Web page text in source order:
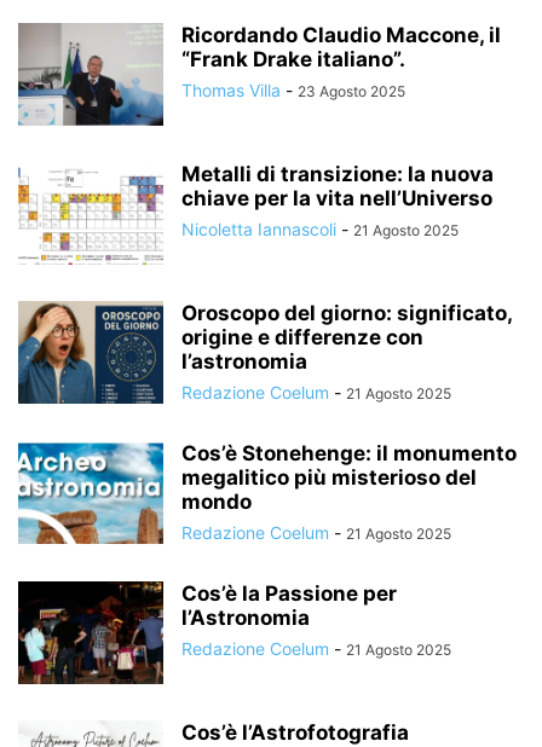
Ricordando Claudio Maccone, il
“Frank Drake italiano”.
Thomas Villa - 23 Agosto 2025
Metalli di transizione: la nuova
chiave per la vita nell’Universo
Nicoletta Iannascoli - 21 Agosto 2025
Oroscopo del giorno: significato,
origine e differenze con
l’astronomia
Redazione Coelum - 21 Agosto 2025
Cos’è Stonehenge: il monumento
megalitico più misterioso del
mondo
Redazione Coelum - 21 Agosto 2025
Cos’è la Passione per
l’Astronomia
Redazione Coelum - 21 Agosto 2025
Cos’è l’Astrofotografia